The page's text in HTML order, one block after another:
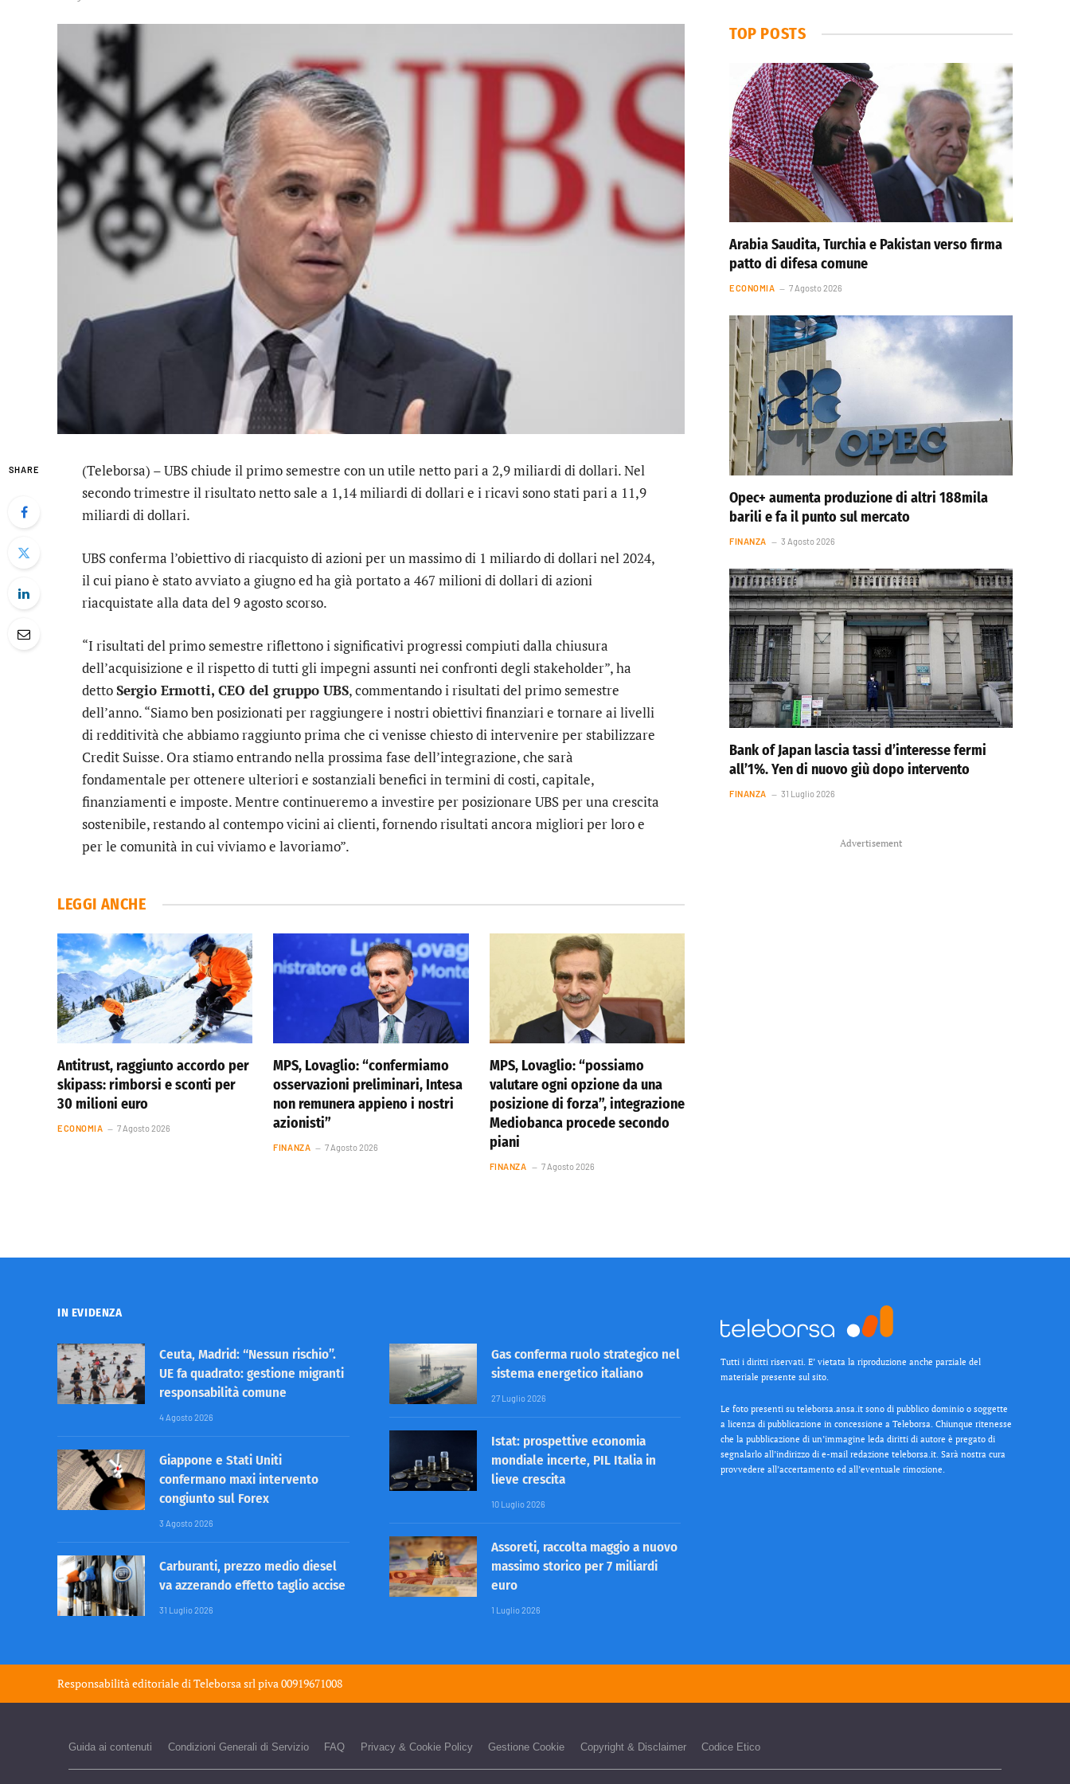
SHARE (Teleborsa) –UBSchiude il primo semestre con un utile netto pari a 2,9 miliardi di dollari. Nel
secondo trimestre il risultato netto sale a 1,14 miliardi di dollari e i ricavi sono stati pari a 11,9
miliardi di dollari.
UBS conferma l’obiettivo di riacquisto di azioni per un massimo di 1 miliardo di dollari nel 2024,
il cui piano è stato avviato a giugno ed ha già portato a 467 milioni di dollari di azioni
riacquistate alla data del 9 agosto scorso.
“I risultati del primo semestre riflettono i significativi progressi compiuti dalla chiusura
dell’acquisizione e il rispetto di tutti gli impegni assunti nei confronti degli stakeholder”, ha
dettoSergio Ermotti, CEO del gruppo UBS, commentando i risultati del primo semestre
dell’anno. “Siamo ben posizionati per raggiungere i nostri obiettivi finanziari e tornare ai livelli
di redditività che abbiamo raggiunto prima che ci venisse chiesto di intervenire per stabilizzare
Credit Suisse. Ora stiamo entrando nella prossima fase dell’integrazione, che sarà
fondamentale per ottenere ulteriori e sostanziali benefici in termini di costi, capitale,
finanziamenti e imposte. Mentre continueremo a investire per posizionare UBS per una crescita
sostenibile, restando al contempo vicini ai clienti, fornendo risultati ancora migliori per loro e
per le comunità in cui viviamo e lavoriamo”.
LEGGI ANCHE
Antitrust, raggiunto accordo per
skipass: rimborsi e sconti per
30 milioni euro
ECONOMIA 7 Agosto 2026
MPS, Lovaglio: “confermiamo
osservazioni preliminari, Intesa
non remunera appieno i nostri
azionisti”
FINANZA 7 Agosto 2026
MPS, Lovaglio: “possiamo
valutare ogni opzione da una
posizione di forza”, integrazione
Mediobanca procede secondo
piani
FINANZA 7 Agosto 2026
TOP POSTS
Arabia Saudita, Turchia e Pakistan verso firma
patto di difesa comune
ECONOMIA 7 Agosto 2026
Opec+ aumenta produzione di altri 188mila
barili e fa il punto sul mercato
FINANZA 3 Agosto 2026
Bank of Japan lascia tassi d’interesse fermi
all’1%. Yen di nuovo giù dopo intervento
FINANZA 31 Luglio 2026
Advertisement
IN EVIDENZA
Ceuta, Madrid: “Nessun rischio”.
UE fa quadrato: gestione migranti
responsabilità comune
4 Agosto 2026
Giappone e Stati Uniti
confermano maxi intervento
congiunto sul Forex
3 Agosto 2026
Carburanti, prezzo medio diesel
va azzerando effetto taglio accise
31 Luglio 2026
Gas conferma ruolo strategico nel
sistema energetico italiano
27 Luglio 2026
Istat: prospettive economia
mondiale incerte, PIL Italia in
lieve crescita
10 Luglio 2026
Assoreti, raccolta maggio a nuovo
massimo storico per 7 miliardi
euro
1 Luglio 2026
Tutti i diritti riservati. E’ vietata la riproduzione anche parziale del
materiale presente sul sito.
Le foto presenti su teleborsa.ansa.it sono di pubblico dominio o soggette
a licenza di pubblicazione in concessione a Teleborsa. Chiunque ritenesse
che la pubblicazione di un’immagine leda diritti di autore è pregato di
segnalarlo all’indirizzo di e-mail redazione teleborsa.it. Sarà nostra cura
provvedere all’accertamento ed all’eventuale rimozione.
Responsabilità editoriale diTeleborsa srlpiva 00919671008
Guida ai contenuti Condizioni Generali di Servizio FAQ Privacy & Cookie Policy Gestione Cookie Copyright & Disclaimer Codice Etico